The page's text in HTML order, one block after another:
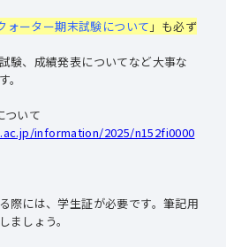
ォーター期末試験について 」も必ず
験、成績発表についてなど大事な
ついて
information/2025/n152fi0000
際には、学生証が必要です。筆記用
ましょう。